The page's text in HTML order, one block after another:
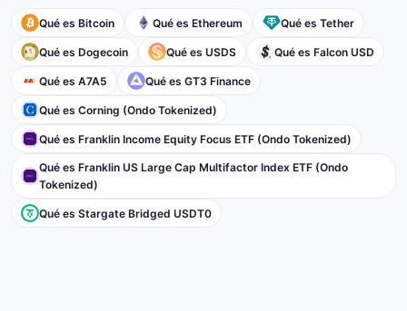
Qué es Bitcoin Qué es Ethereum Qué es Tether
Qué es Dogecoin Qué es USDS Qué es Falcon USD
Qué es A7A5 Qué es GT3 Finance
Qué es Corning (Ondo Tokenized)
Qué es Franklin Income Equity Focus ETF (Ondo Tokenized)
Qué es Franklin US Large Cap Multifactor Index ETF (Ondo
Tokenized)
Qué es Stargate Bridged USDT0